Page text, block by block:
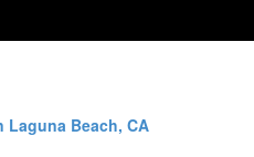
Laguna Beach, CA